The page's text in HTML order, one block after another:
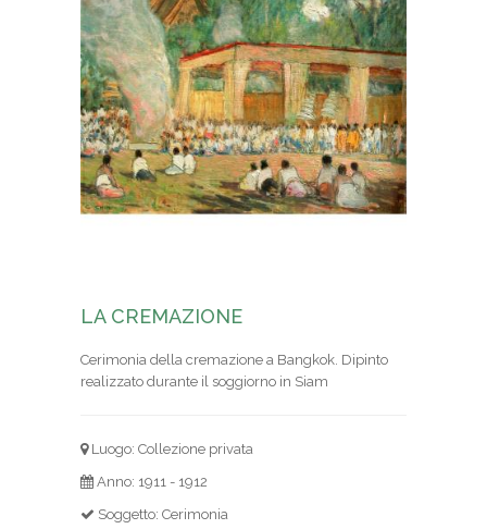
CONTATTI
LA CREMAZIONE
Cerimonia della cremazione a Bangkok. Dipinto
realizzato durante il soggiorno in Siam
Luogo: Collezione privata
Anno: 1911 - 1912
Soggetto: Cerimonia